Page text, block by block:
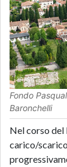
Fondo
Baronchelli
Nel corso del
carico/